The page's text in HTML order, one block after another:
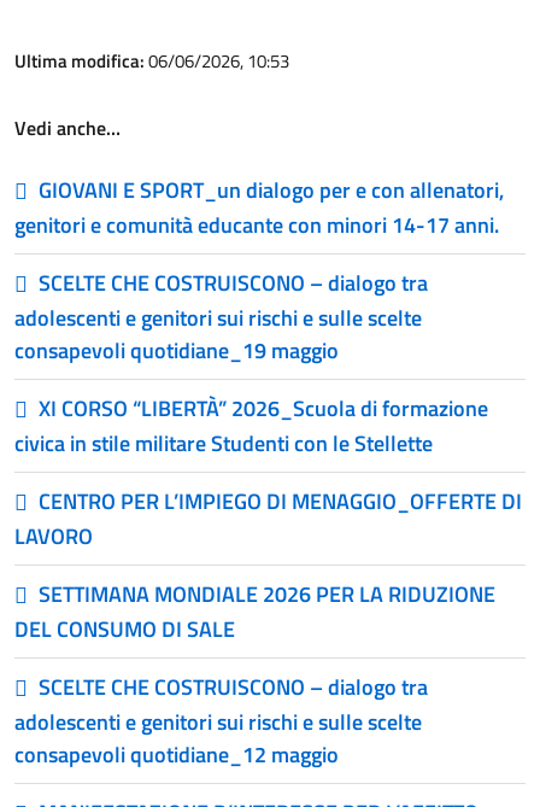
Ultima modifica:06/06/2026, 10:53
Vedi anche…
GIOVANI E SPORT_un dialogo per e con allenatori,
genitori e comunità educante con minori 14-17 anni.
SCELTE CHE COSTRUISCONO – dialogo tra
adolescenti e genitori sui rischi e sulle scelte
consapevoli quotidiane_19 maggio
XI CORSO “LIBERTÀ” 2026_Scuola di formazione
civica in stile militare Studenti con le Stellette
CENTRO PER L’IMPIEGO DI MENAGGIO_OFFERTE DI
LAVORO
SETTIMANA MONDIALE 2026 PER LA RIDUZIONE
DEL CONSUMO DI SALE
SCELTE CHE COSTRUISCONO – dialogo tra
adolescenti e genitori sui rischi e sulle scelte
consapevoli quotidiane_12 maggio